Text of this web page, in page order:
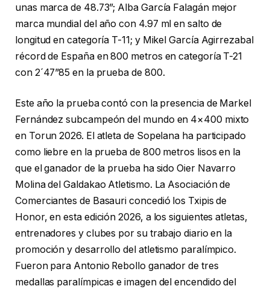
unas marca de 48.73”; Alba García Falagán mejor
marca mundial del año con 4.97 ml en salto de
longitud en categoría T-11; y Mikel García Agirrezabal
récord de España en 800 metros en categoría T-21
con 2´47”85 en la prueba de 800.
Este año la prueba contó con la presencia de Markel
Fernández subcampeón del mundo en 4×400 mixto
en Torun 2026. El atleta de Sopelana ha participado
como liebre en la prueba de 800 metros lisos en la
que el ganador de la prueba ha sido Oier Navarro
Molina del Galdakao Atletismo. La Asociación de
Comerciantes de Basauri concedió los Txipis de
Honor, en esta edición 2026, a los siguientes atletas,
entrenadores y clubes por su trabajo diario en la
promoción y desarrollo del atletismo paralímpico.
Fueron para Antonio Rebollo ganador de tres
medallas paralímpicas e imagen del encendido del